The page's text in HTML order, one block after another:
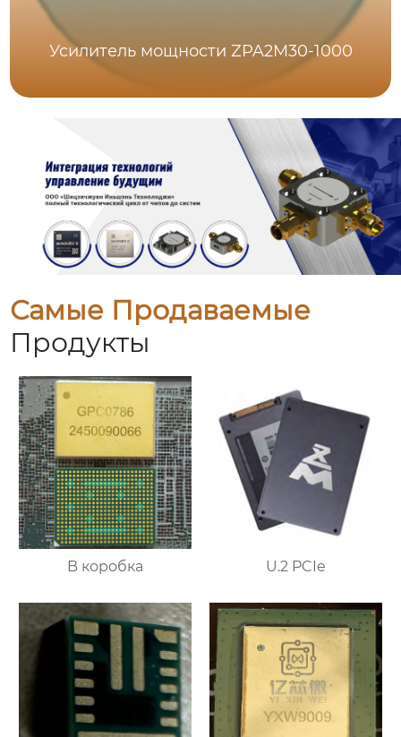
Усилитель мощности ZPA2M30-1000
Самые Продаваемые
Продукты
B коробка U.2 PCIe